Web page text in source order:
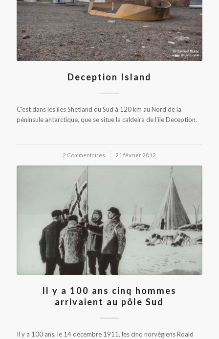
Deception Island
C'est dans les îles Shetland du Sud à 120 km au Nord de la
péninsule antarctique, que se situe la caldeira de l'île Deception.
2 Commentaires
/ 21 février 2012
Il y a 100 ans cinq hommes
arrivaient au pôle Sud
Il y a 100 ans, le 14 décembre 1911, les cinq norvégiens Roald